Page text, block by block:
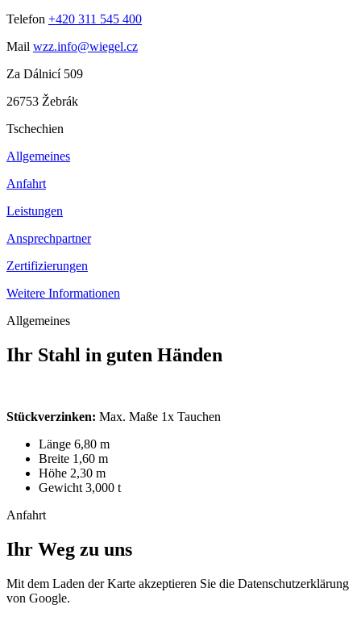
Telefon +420 311 545 400
Mail wzz.info@wiegel.cz
Za Dálnicí 509
26753 Žebrák
Tschechien
Allgemeines
Anfahrt
Leistungen
Ansprechpartner
Zertifizierungen
Weitere Informationen
Allgemeines
Ihr Stahl in guten Händen
Stückverzinken: Max. Maße 1x Tauchen
Länge 6,80 m
Breite 1,60 m
Höhe 2,30 m
Gewicht 3,000 t
Anfahrt
Ihr Weg zu uns
Mit dem Laden der Karte akzeptieren Sie die Datenschutzerklärung
von Google.